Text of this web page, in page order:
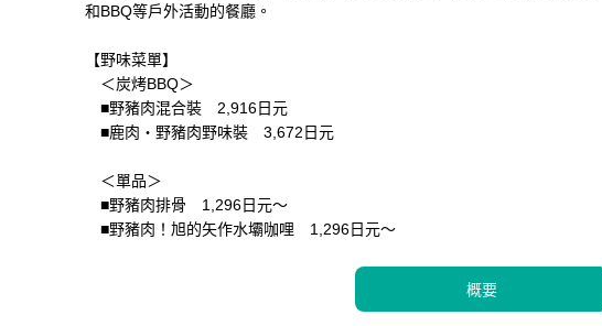
和BBQ等戶外活動的餐廳。
【野味菜單】
＜炭烤BBQ＞
■野豬肉混合裝 2,916日元
■鹿肉・野豬肉野味裝 3,672日元
＜單品＞
■野豬肉排骨 1,296日元～
■野豬肉！旭的矢作水壩咖哩 1,296日元～
概要